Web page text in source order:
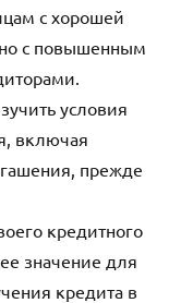
с хорошей
с повышенным
условия
включая
прежде
кредитного
значение для
кредита в